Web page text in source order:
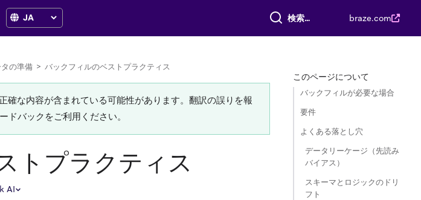
すべて検索 braze.com
の準備 > バックフィルのベストプラクティス
確な内容が含まれている可能性があります。翻訳の誤りを報
バックをご利用ください。
トプラクティス
AI
このページについて
バックフィルが必要な場合
要件
よくある落とし穴
データリーケージ（先読み
バイアス）
スキーマとロジックのドリ
フト